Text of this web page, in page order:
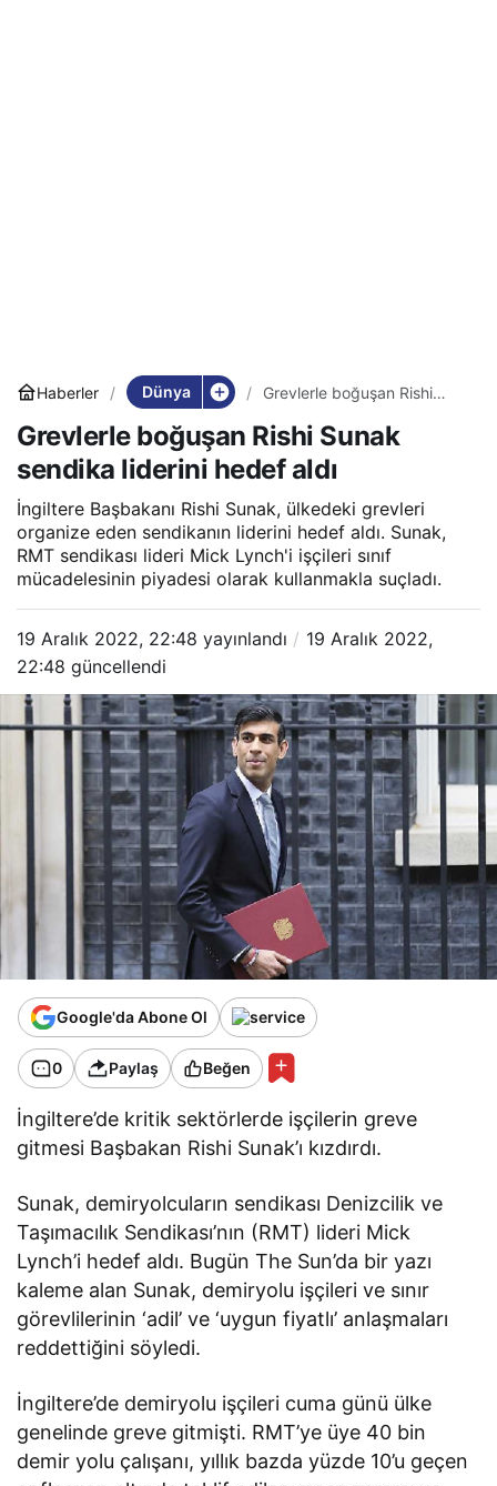
Haberler Dünya
Grevlerle boğuşan Rishi
aldı
Grevlerle boğuşan Rishi Sunak
sendika liderini hedef aldı
İngiltere Başbakanı Rishi Sunak, ülkedeki grevleri
organize eden sendikanın liderini hedef aldı. Sunak,
RMT sendikası lideri Mick Lynch'i işçileri sınıf
mücadelesinin piyadesi olarak kullanmakla suçladı.
19 Aralık 2022, 22:48 yayınlandı
19 Aralık 2022,
22:48 güncellendi
Google'da Abone Ol
0 Paylaş Beğen
İngiltere’de kritik sektörlerde işçilerin greve
gitmesi Başbakan Rishi Sunak’ı kızdırdı.
Sunak, demiryolcuların sendikası Denizcilik ve
Taşımacılık Sendikası’nın (RMT) lideri Mick
Lynch’i hedef aldı. Bugün The Sun’da bir yazı
kaleme alan Sunak, demiryolu işçileri ve sınır
görevlilerinin ‘adil’ ve ‘uygun fiyatlı’ anlaşmaları
reddettiğini söyledi.
İngiltere’de demiryolu işçileri cuma günü ülke
genelinde greve gitmişti. RMT’ye üye 40 bin
demir yolu çalışanı, yıllık bazda yüzde 10’u geçen